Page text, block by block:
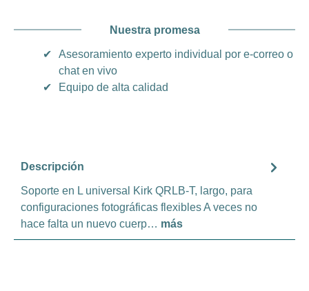
Nuestra promesa
✔
Asesoramiento experto individual por e-correo o
chat en vivo
✔
Equipo de alta calidad
Descripción
Soporte en L universal Kirk QRLB-T, largo, para
configuraciones fotográficas flexibles A veces no
hace falta un nuevo cuerp… más